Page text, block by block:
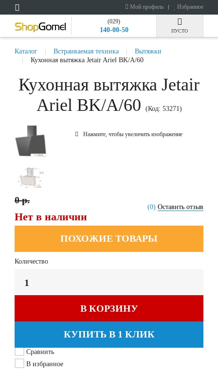
Мой профиль Избранное
(029)
140-00-50 ПУСТО
Каталог Встраиваемая техника
Вытяжки
Кухонная вытяжка Jetair Ariel BK/A/60
Кухонная вытяжка Jetair
Ariel BK/A/60
(Код: 53271)
Нажмите, чтобы увеличить изображение
(0) Оставить отзыв
0 р.
Нет в наличии
ПОХОЖИЕ ТОВАРЫ
Количество
В КОРЗИНУ
КУПИТЬ В 1 КЛИК
Сравнить
В избранное